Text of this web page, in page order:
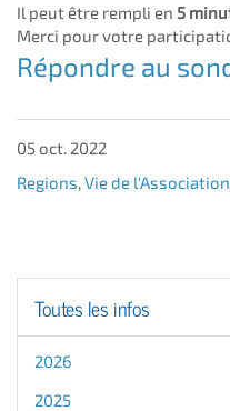
Il peut être rempli en 5
Merci pour votre
Répondre au
05 oct. 2022
Regions Vie de l'Association
Toutes les infos
2026
2025